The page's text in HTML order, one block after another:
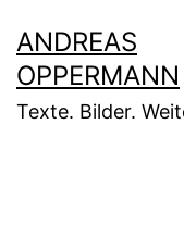
Inhalt
springen
ANDREAS
OPPERMANN
Texte. Bilder.